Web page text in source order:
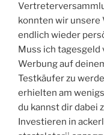
konnten wir unsere
endlich wieder
Muss ich
Werbung auf
Testkäufer zu
erhielten am
du kannst dir dabei
Investieren in